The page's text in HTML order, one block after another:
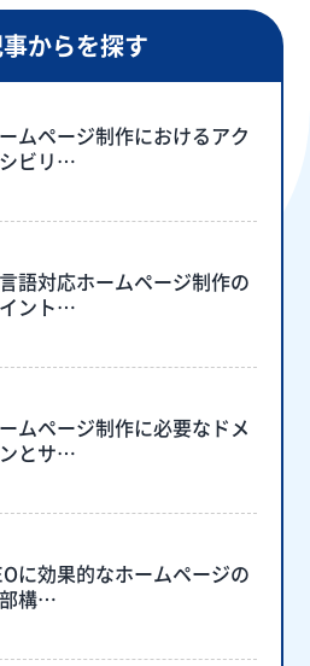
からを探す
ムページ制作におけるアク
ビリ…
語対応ホームページ制作の
ント…
ムページ制作に必要なドメ
とサ…
に効果的なホームページの
構…